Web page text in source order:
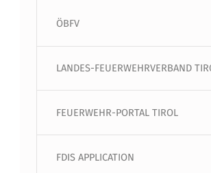
ÖBFV
LANDES-FEUERWEHRVERBAND
FEUERWEHR-PORTAL TIROL
FDIS APPLICATION